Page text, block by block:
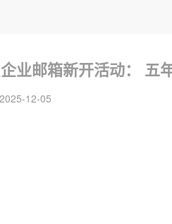
业邮箱新开活动： 五
12-05